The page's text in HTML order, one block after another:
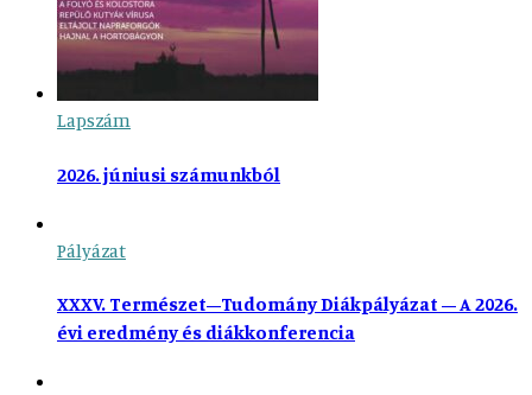
Lapszám
2026. júniusi számunkból
Pályázat
XXXV. Természet–Tudomány Diákpályázat – A 2026.
évi eredmény és diákkonferencia